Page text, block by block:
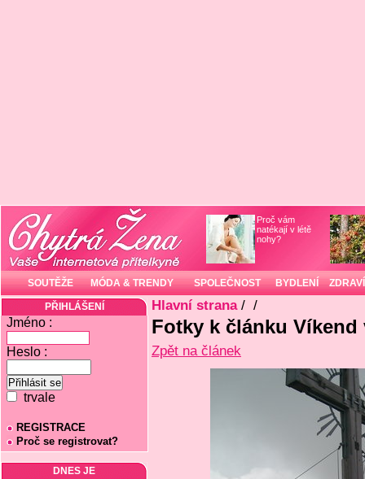
Proč vám
natékají v létě
nohy?
SOUTĚŽE MÓDA & TRENDY SPOLEČNOST BYDLENÍ ZDRAVÍ
PŘIHLÁŠENÍ
Jméno :
Heslo :
trvale
REGISTRACE
Proč se registrovat?
DNES JE
Hlavní strana/ /
Fotky k článku
Zpět na článek